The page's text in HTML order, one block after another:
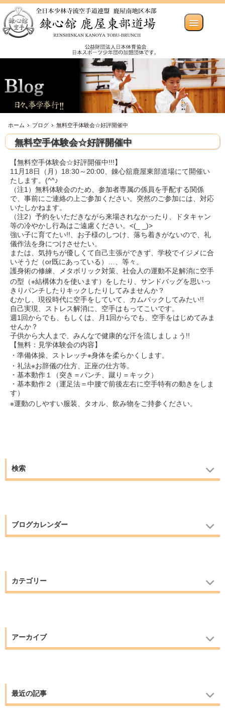
ホーム ブログ 無料空手体験会☆好評開催中
無料空手体験会☆好評開催中
【無料空手体験会☆好評開催中!!!】
11月18日（月）18:30～20:00、錬心舘鹿屋東部道場にて開催い
たします。(^^♪
（注1）無料体験会のため、参加者専属の係員を手配する関係
で、事前にご連絡の上ご参加ください。突然のご参加には、対応
いたしかねます。
（注2）予約をいただきながら来場されなかったり、ドタキャン
等の冷やかし行為はご遠慮ください。<(_ _)>
強い子に育てたい!!、お子様のしつけ、落ち着きがないので、礼
儀作法を身につけさせたい。
または、気持ちが優しくて自己主張ができず、学校でイジメに合
いそうだ（or既にあっている）…、等々。
護身術の修練、メタボリック対策、社会人の運動不足解消に空手
の型（※結構体力を使います）をしたり、サンドバッグを思いっ
きりパンチしたりキックしたりしてみませんか？
むかし、現役時代に空手をしていて、カムバックしてみたい!!
自己実現、ストレス解消に、空手はもってこいです。
週1回からでも、もしくは、月1回からでも、空手をはじめてみま
せんか？
子供から大人まで、みんなで健康的な汗を流しましょう!!
【無料：見学体験会の内容】
・準備体操、ストレッチ※身体を柔らかくします。
・礼法※お辞儀の仕方、正座の仕方等。
・基本動作１（突き＝パンチ、蹴り＝キック）
・基本動作２（運足法＝中腰で前後左右に空手特有の動きをしま
す）
※運動のしやすい服装、タオル、飲み物をご持参ください。
検索
ブログカレンダー
カテゴリー
アーカイブ
最近の記事